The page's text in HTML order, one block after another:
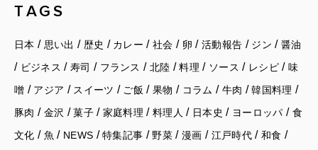
TAGS
日本 / 思い出 / 歴史 / カレー /社会 / 卵 / 活動報告 / ジン / 醤油
/ ビジネス / 寿司 / フランス / 北陸 /料理 / ソース / レシピ/ 味
噌 / アジア / スイーツ / ご飯 /果物 / コラム / 牛肉 /韓国料理 /
豚肉 / 金沢 /菓子/ 家庭料理 /料理人 / 日本史 / ヨーロッパ / 食
文化 / 魚 / NEWS /特集記事 / 野菜 /漫画 / 江戸時代/ 和食 /